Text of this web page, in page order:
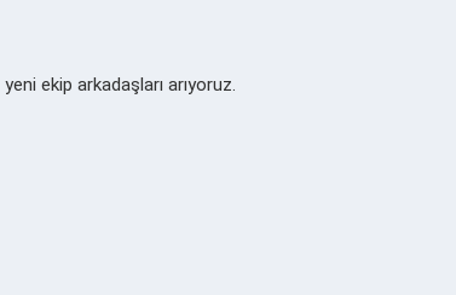
yeni ekip arkadaşları arıyoruz.